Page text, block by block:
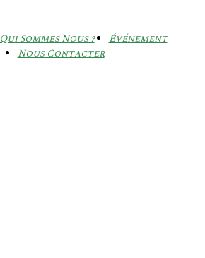
Qui Sommes Nous ?
Événement
Nous Contacter